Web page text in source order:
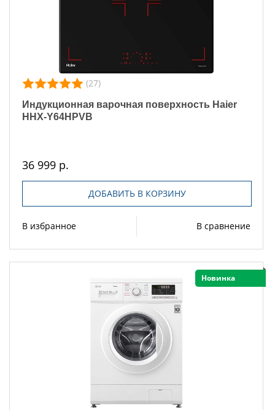
(27)
Индукционная варочная поверхность Haier
HHX-Y64HPVB
36 999 р.
ДОБАВИТЬ В КОРЗИНУ
В избранное В сравнение
Новинка